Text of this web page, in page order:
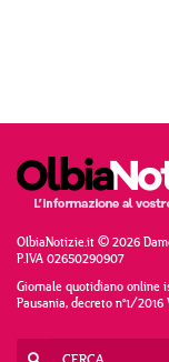
OlbiaNotizie.it © 2026
P.IVA 02650290907
Giornale quotidiano online
Pausania, decreto n°1/